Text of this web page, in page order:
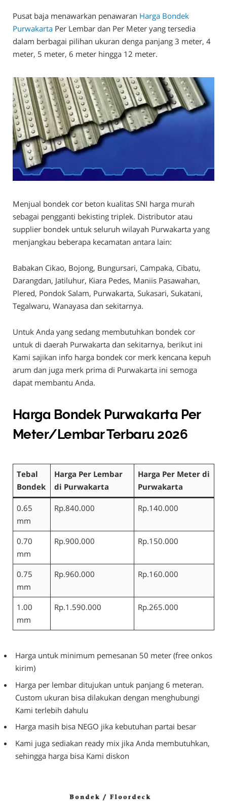
Pusat baja menawarkan penawaran Harga Bondek
Purwakarta Per Lembar dan Per Meter yang tersedia
dalam berbagai pilihan ukuran denga panjang 3 meter, 4
meter, 5 meter, 6 meter hingga 12 meter.
Menjual bondek cor beton kualitas SNI harga murah
sebagai pengganti bekisting triplek. Distributor atau
supplier bondek untuk seluruh wilayah Purwakarta yang
menjangkau beberapa kecamatan antara lain:
Babakan Cikao, Bojong, Bungursari, Campaka, Cibatu,
Darangdan, Jatiluhur, Kiara Pedes, Maniis Pasawahan,
Plered, Pondok Salam, Purwakarta, Sukasari, Sukatani,
Tegalwaru, Wanayasa dan sekitarnya.
Untuk Anda yang sedang membutuhkan bondek cor
untuk di daerah Purwakarta dan sekitarnya, berikut ini
Kami sajikan info harga bondek cor merk kencana kepuh
arum dan juga merk prima di Purwakarta ini semoga
dapat membantu Anda.
Harga Bondek Purwakarta Per
Meter/Lembar Terbaru 2026
Tebal
Bondek
Harga Per Lembar
di Purwakarta
Harga Per Meter di
Purwakarta
0.65
mm
Rp.840.000 Rp.140.000
0.70
mm
Rp.900.000 Rp.150.000
0.75
mm
Rp.960.000 Rp.160.000
1.00
mm
Rp.1.590.000 Rp.265.000
Harga untuk minimum pemesanan 50 meter (free onkos
kirim)
Harga per lembar ditujukan untuk panjang 6 meteran.
Custom ukuran bisa dilakukan dengan menghubungi
Kami terlebih dahulu
Harga masih bisa NEGO jika kebutuhan partai besar
Kami juga sediakan ready mix jika Anda membutuhkan,
sehingga harga bisa Kami diskon